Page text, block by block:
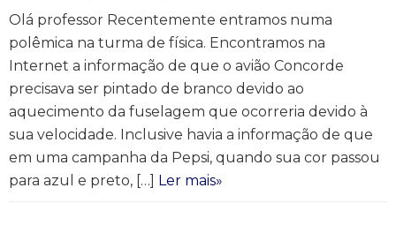
Olá professor Recentemente entramos numa
polêmica na turma de física. Encontramos na
Internet a informação de que o avião Concorde
precisava ser pintado de branco devido ao
aquecimento da fuselagem que ocorreria devido à
sua velocidade. Inclusive havia a informação de que
em uma campanha da Pepsi, quando sua cor passou
para azul e preto, […] Ler mais»